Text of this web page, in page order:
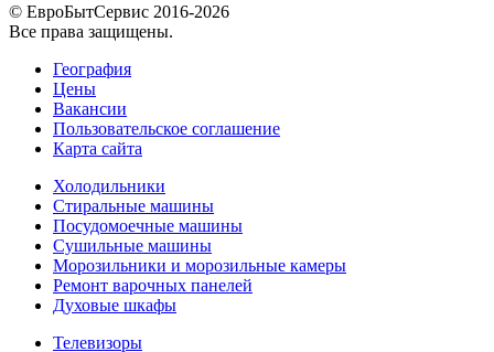
© ЕвроБытСервис 2016-2026
Все права защищены.
География
Цены
Вакансии
Пользовательское соглашение
Карта сайта
Холодильники
Стиральные машины
Посудомоечные машины
Сушильные машины
Морозильники и морозильные камеры
Ремонт варочных панелей
Духовые шкафы
Телевизоры